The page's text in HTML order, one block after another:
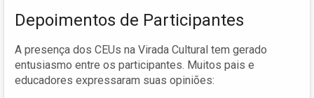
Depoimentos de Participantes
A presença dos CEUs na Virada Cultural tem gerado
entusiasmo entre os participantes. Muitos pais e
educadores expressaram suas opiniões: